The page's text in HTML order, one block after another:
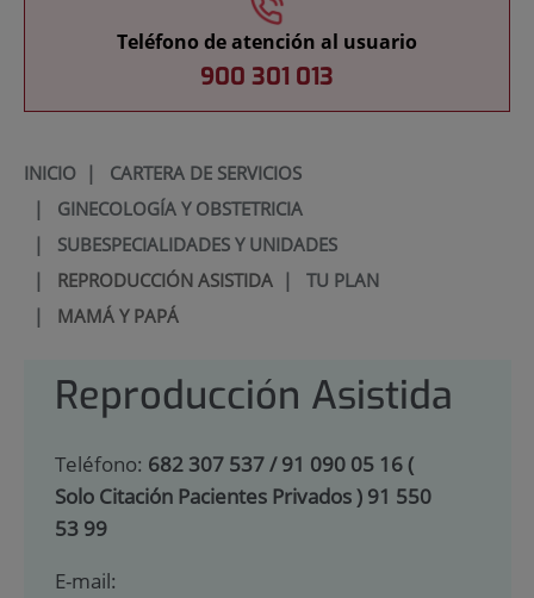
Teléfono de atención al usuario
900 301 013
INICIO| CARTERA DE SERVICIOS
| GINECOLOGÍA Y OBSTETRICIA
| SUBESPECIALIDADES Y UNIDADES
| REPRODUCCIÓN ASISTIDA| TU PLAN
| MAMÁ Y PAPÁ
Reproducción Asistida
Teléfono: 682 307 537 / 91 090 05 16 (
Solo Citación Pacientes Privados ) 91 550
53 99
E-mail: